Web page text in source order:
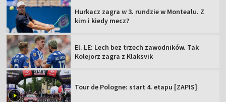
Hurkacz zagra w 3. rundzie w Montealu. Z
kim i kiedy mecz?
El. LE: Lech bez trzech zawodników. Tak
Kolejorz zagra z Klaksvik
Tour de Pologne: start 4. etapu [ZAPIS]